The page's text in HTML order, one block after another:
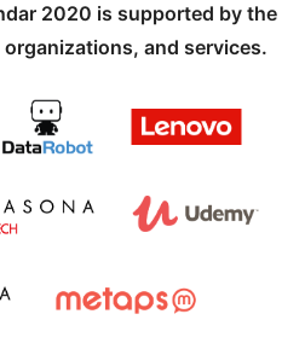
2020 is supported by the
and services.